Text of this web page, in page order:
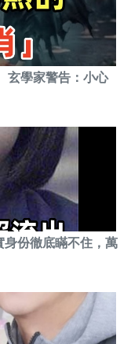
玄學家警告：小心
身份徹底瞞不住，萬